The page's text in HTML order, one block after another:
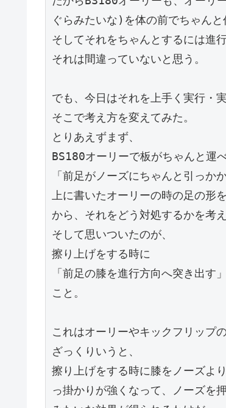
ぐらみたいな)を体の前でちゃんと
そしてそれをちゃんとするには進
それは間違っていないと思う。
でも、今日はそれを上手く実行・
そこで考え方を変えてみた。
とりあえずまず、
BS180オーリーで板がちゃんと運
「前足がノーズにちゃんと引っか
上に書いたオーリーの時の足の形
から、それをどう対処するかを考え
そして思いついたのが、
擦り上げをする時に
「前足の膝を進行方向へ突き出す」
こと。
これはオーリーやキックフリップ
ざっくりいうと、
擦り上げをする時に膝をノーズよ
っ掛かりが強くなって、ノーズを